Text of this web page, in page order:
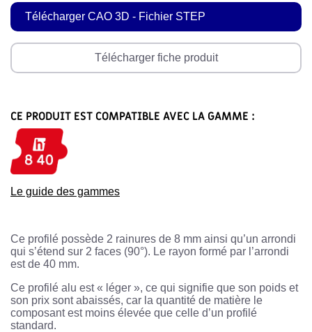
Télécharger CAO 3D - Fichier STEP
Télécharger fiche produit
CE PRODUIT EST COMPATIBLE AVEC LA GAMME :
Le guide des gammes
Ce profilé possède 2 rainures de 8 mm ainsi qu’un arrondi
qui s’étend sur 2 faces (90°). Le rayon formé par l’arrondi
est de 40 mm.
Ce profilé alu est « léger », ce qui signifie que son poids et
son prix sont abaissés, car la quantité de matière le
composant est moins élevée que celle d’un profilé
standard.